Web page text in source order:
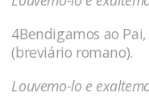
4Bendigamos ao
(breviário romano).
Louvemo-lo e